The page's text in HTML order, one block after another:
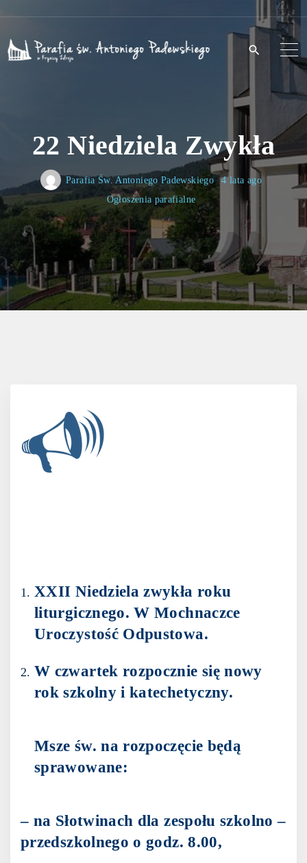
t
t
22 Niedziela Zwykła
Parafia Św. Antoniego Padewskiego
4 lata ago
Ogłoszenia parafialne
XXII Niedziela zwykła roku
liturgicznego. W Mochnaczce
Uroczystość Odpustowa.
W czwartek rozpocznie się nowy
rok szkolny i katechetyczny.
Msze św. na rozpoczęcie będą
sprawowane:
– na Słotwinach dla zespołu szkolno –
przedszkolnego o godz. 8.00,